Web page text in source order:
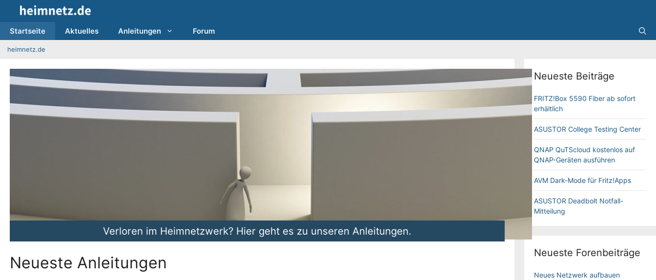
Inhalt
springen
Startseite Aktuelles Anleitungen Forum
heimnetz.de
Verloren im Heimnetzwerk? Hier geht es zu unseren Anleitungen.
Fragen über Fragen? Hier geht es zu unserem Forum.
Neueste Anleitungen
Neueste Beiträge
FRITZ!Box 5590 Fiber ab sofort
erhältlich
ASUSTOR College Testing Center
QNAP QuTScloud kostenlos auf
QNAP-Geräten ausführen
AVM Dark-Mode für Fritz!Apps
ASUSTOR Deadbolt Notfall-
Mitteilung
Neueste Forenbeiträge
Neues Netzwerk aufbauen